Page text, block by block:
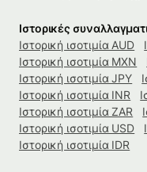
Ιστορικές
Ιστορική ισοτιμία AUD
Ιστορική ισοτιμία MXN
Ιστορική ισοτιμία JPY
Ιστορική ισοτιμία INR
Ιστορική ισοτιμία ZAR
Ιστορική ισοτιμία USD
Ιστορική ισοτιμία IDR